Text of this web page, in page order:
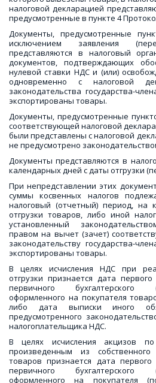
налоговой декларацией
предусмотренные в пункте 4
Документы, предусмотренные
исключением заявления
представляются в налоговый
документов, подтверждающих
нулевой ставки НДС и (или)
одновременно с налоговой
законодательства государства-
экспортированы товары.
Документы, предусмотренные
соответствующей налоговой
были представлены с налоговой
не предусмотрено
Документы представляются в
календарных дней с даты отгрузки
При непредставлении этих
суммы косвенных налогов
налоговый (отчетный) период, на
отгрузки товаров, либо иной
установленный
правом на вычет (зачет)
законодательству государства-
экспортированы товары.
В целях исчисления НДС при
отгрузки признается дата
первичного бухгалтерского
оформленного на покупателя
либо дата выписки иного
предусмотренного
налогоплательщика НДС.
В целях исчисления акцизов
произведенным из
товаров признается дата
первичного бухгалтерского
оформленного на покупателя